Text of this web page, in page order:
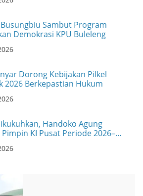
Busungbiu Sambut Program
Demokrasi KPU Buleleng
Dorong Kebijakan Pilkel
2026 Berkepastian Hukum
Handoko Agung
KI Pusat Periode 2026–